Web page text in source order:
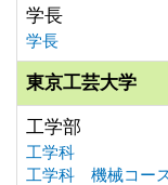
学長
学長
東京工芸大学
工学部
工学科
工学科 機械コー